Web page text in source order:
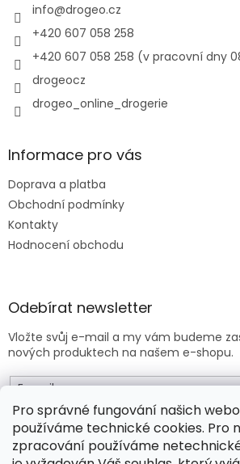
Pro správné fungování našich
používáme technické cookies. Pro
zpracování používáme
info@drogeo.cz
+420 607 058 258
+420 607 058 258 (v pracovní dny
drogeocz
drogeo_online_drogerie
Informace pro vás
Doprava a platba
Obchodní podmínky
Kontakty
Hodnocení obchodu
Odebírat newsletter
Vložte svůj e-mail a my vám budeme
nových produktech na našem e-shopu.
E-mail
Vložením e-mailu souhlasíte s